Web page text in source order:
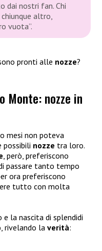
dai nostri fan. Chi
altro,
vuota”.
pronti alle nozze?
Monte: nozze in
mesi non poteva
possibili nozze tra loro.
, però, preferiscono
passare tanto tempo
ora preferiscono
tutto con molta
e la nascita di splendidi
rivelando la verità: